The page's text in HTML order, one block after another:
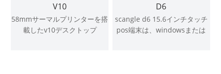
V10
58mmサーマルプリンターを搭
載したv10デスクトップ
D6
scangle d6 15.6インチタッチ
pos端末は、windowsまたは